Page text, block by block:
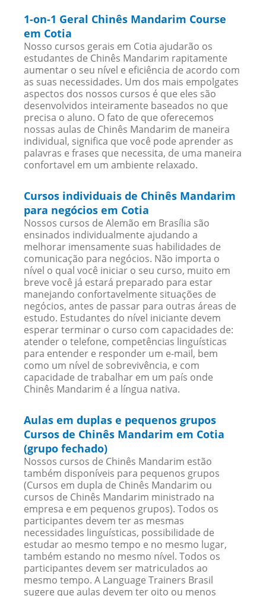
1-on-1 Geral Chinês Mandarim Course
em Cotia
Nosso cursos gerais em Cotia ajudarão os
estudantes de Chinês Mandarim rapitamente
aumentar o seu nível e eficiência de acordo com
as suas necessidades. Um dos mais empolgates
aspectos dos nossos cursos é que eles são
desenvolvidos inteiramente baseados no que
precisa o aluno. O fato de que oferecemos
nossas aulas de Chinês Mandarim de maneira
individual, significa que você pode aprender as
palavras e frases que necessita, de uma maneira
confortavel em um ambiente relaxado.
Cursos individuais de Chinês Mandarim
para negócios em Cotia
Nossos cursos de Alemão em Brasília são
ensinados individualmente ajudando a
melhorar imensamente suas habilidades de
comunicação para negócios. Não importa o
nível o qual você iniciar o seu curso, muito em
breve você já estará preparado para estar
manejando confortavelmente situações de
negócios, antes de passar para outras áreas de
estudo. Estudantes do nível iniciante devem
esperar terminar o curso com capacidades de:
atender o telefone, competências linguísticas
para entender e responder um e-mail, bem
como um nível de sobrevivência, e com
capacidade de trabalhar em um país onde
Chinês Mandarim é a língua nativa.
Aulas em duplas e pequenos grupos
Cursos de Chinês Mandarim em Cotia
(grupo fechado)
Nossos cursos de Chinês Mandarim estão
também disponíveis para pequenos grupos
(Cursos em dupla de Chinês Mandarim ou
cursos de Chinês Mandarim ministrado na
empresa e em pequenos grupos). Todos os
participantes devem ter as mesmas
necessidades linguísticas, possibilidade de
estudar ao mesmo tempo e no mesmo lugar,
também estando no mesmo nível. Todos os
participantes devem ser matriculados ao
mesmo tempo. A Language Trainers Brasil
sugere que aulas devem ter oito ou menos